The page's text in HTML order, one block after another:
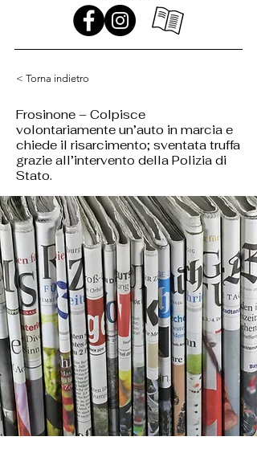
< Torna indietro
Frosinone – Colpisce
volontariamente un’auto in marcia e
chiede il risarcimento; sventata truffa
grazie all’intervento della Polizia di
Stato.